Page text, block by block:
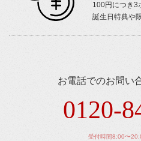
100円につき3
誕生日特典や
お電話でのお問い
0120-
受付時間8:00〜